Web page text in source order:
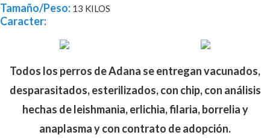
Tamaño/Peso: 13 KILOS
Caracter:
Todos los perros de Adana se entregan vacunados,
desparasitados, esterilizados, con chip, con análisis
hechas de leishmania, erlichia, filaria, borrelia y
anaplasma y con contrato de adopción.